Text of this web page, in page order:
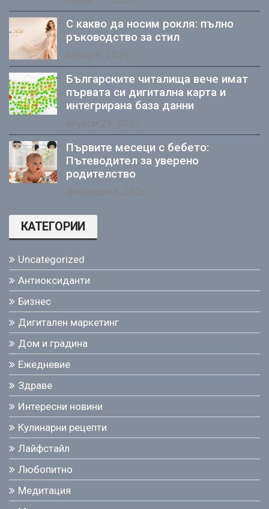
С какво да носим рокля: пълно
ръководство за стил
април 8, 2026
Българските читалища вече имат
първата си дигитална карта и
интегрирана база данни
януари 24, 2026
Първите месеци с бебето:
Пътеводител за уверено
родителство
февруари 5, 2026
КАТЕГОРИИ
Uncategorized
Антиоксиданти
Бизнес
Дигитален маркетинг
Дом и градина
Ежедневие
Здраве
Интересни новини
Кулинарни рецепти
Лайфстайл
Любопитно
Медитация